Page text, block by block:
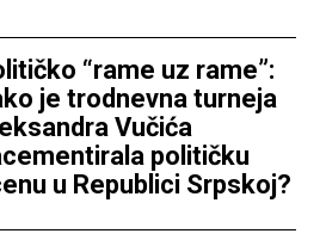
“rame uz rame”:
je trodnevna turneja
Vučića
političku
u Republici Srpskoj?